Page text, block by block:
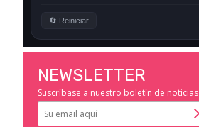
NEWSLETTER
Suscríbase a nuestro boletín de noticias